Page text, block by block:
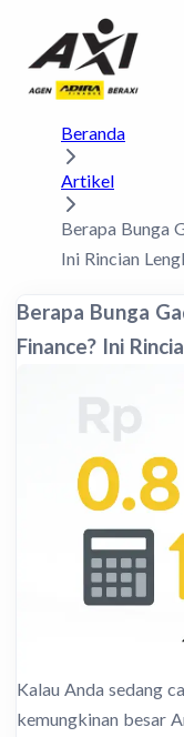
Beranda
Artikel
Berapa Bunga
Ini Rincian
Berapa Bunga
Finance? Ini
Kalau Anda sedang
kemungkinan besar